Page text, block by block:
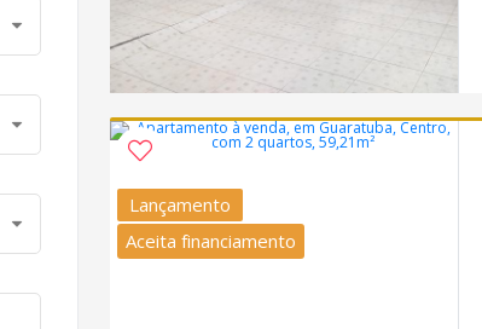
Lançamento
Aceita financiamento